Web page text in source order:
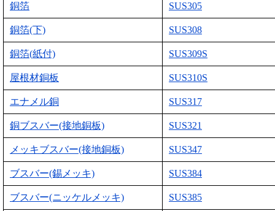
銅箔 SUS305
銅箔(下) SUS308
銅箔(紙付) SUS309S
屋根材銅板 SUS310S
エナメル銅 SUS317
銅ブスバー(接地銅板) SUS321
メッキブスバー(接地銅板) SUS347
ブスバー(錫メッキ) SUS384
ブスバー(ニッケルメッキ) SUS385